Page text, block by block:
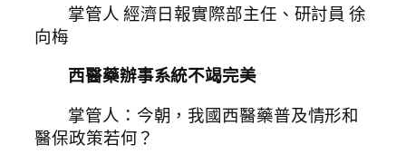
掌管人 經濟日報實際部主任、研討員 徐
向梅
西醫藥辦事系統不竭完美
掌管人：今朝，我國西醫藥普及情形和
醫保政策若何？